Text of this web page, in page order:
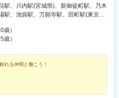
ロントチームが対応することで、残業
ます◎
要ありません／
の仕方…etc、業務に必要なことは私た
ださい◎
業務
どの制度も整えています。※規定あり
めたキャリア形成については毎年、上
転勤手当】ご入社後、転居を伴う転勤
費（引越代、旅費交通費）は会社が全
との別居手当として月4万5,000円～5
3カ月に4回分の帰宅交通費（実費）
駅、川内駅(宮城県)、新御徒町駅、乃木
駅、池袋駅、万願寺駅、田町駅(東京
、中央区役所前駅、稲荷町駅(東京
三田駅(東京都)、勝どき駅、元町・中
）
）
れる仲間と働こう！